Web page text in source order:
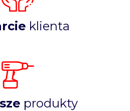
klienta
produkty